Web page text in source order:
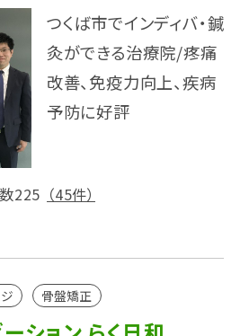
つくば市でインディバ・鍼
灸ができる治療院/疼痛
改善、免疫力向上、疾病
予防に好評
225 （45件）
骨盤矯正